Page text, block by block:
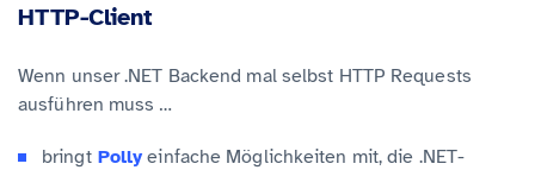
HTTP-Client
Wenn unser .NET Backend mal selbst HTTP Requests
ausführen muss …
bringtPolly einfache Möglichkeiten mit, die .NET-